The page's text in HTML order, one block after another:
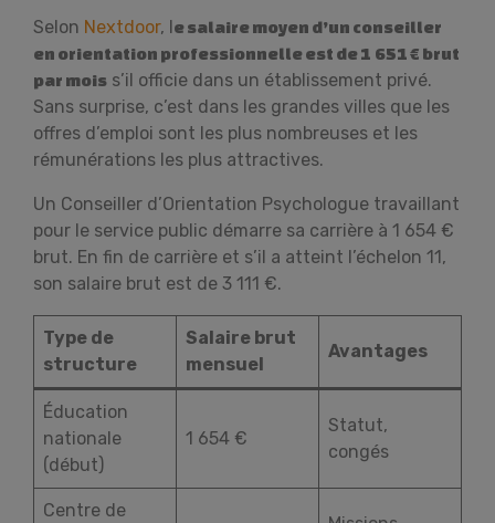
Selon Nextdoor, le salaire moyen d’un conseiller
en orientation professionnelle est de 1 651 € brut
par mois s’il officie dans un établissement privé.
Sans surprise, c’est dans les grandes villes que les
offres d’emploi sont les plus nombreuses et les
rémunérations les plus attractives.
Un Conseiller d’Orientation Psychologue travaillant
pour le service public démarre sa carrière à 1 654 €
brut. En fin de carrière et s’il a atteint l’échelon 11,
son salaire brut est de 3 111 €.
Type de
structure
Salaire brut
mensuel
Avantages
Éducation
nationale
(début)
1 654 €
Statut,
congés
Centre de